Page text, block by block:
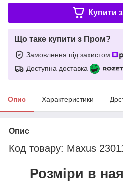
Купити з
Що таке купити з Пром?
Замовлення під захистом
Доступна доставка
Опис Характеристики
Опис
Код товару: Maxus
Розміри в